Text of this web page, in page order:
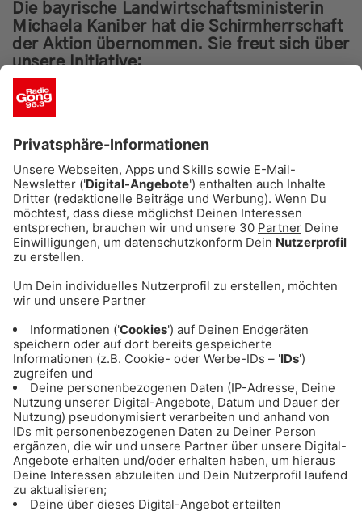
Die bayrische Landwirtschaftsministerin
Michaela Kaniber hat die Schirmherrschaft
der Aktion übernommen. Sie freut sich über
unsere Initiative:
„Der Wald ist nicht nur Heimat,
Lebensraum, Lebensgrundlage und
Klimaschützer Nummer 1 sondern auch Teil
unserer bayerischen Identität. Mit jedem
Baum wächst ein Stück lebenswerte
Zukunft für unserer Kinder. Und weil jeder
Einzelne etwas tun kann, ist diese Initiative
so wichtig. Ich habe gerne die
Schirmherrschaft übernommen, weil wir
gemeinsamen Weg zum klimastabilen
Zukunftswald wieder ein Stück
vorankommen. Denn wir brauchen den
Wald – und der Wald braucht uns.“
04.12.2023